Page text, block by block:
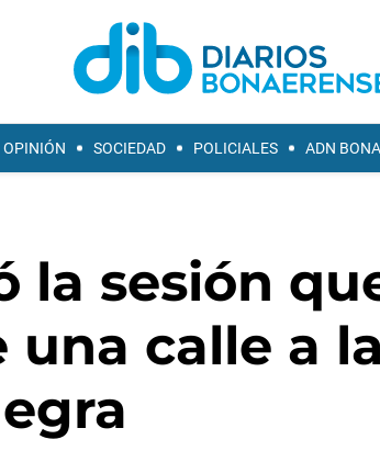
OPINIÓN SOCIEDAD POLICIALES ADN
la sesión
calle a la